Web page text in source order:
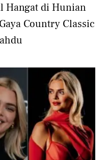
Hangat di Hunian
Country Classic